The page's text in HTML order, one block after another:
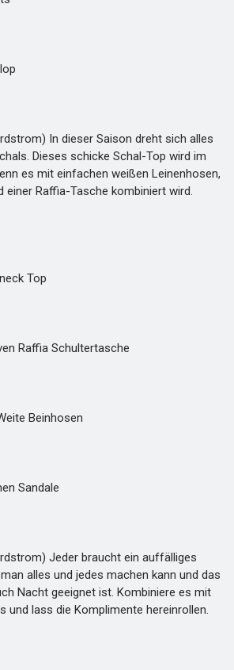
In dieser Saison dreht sich alles
Dieses schicke Schal-Top wird im
es mit einfachen weißen Leinenhosen,
einer Raffia-Tasche kombiniert wird.
Top
Raffia Schultertasche
Beinhosen
Sandale
Jeder braucht ein auffälliges
alles und jedes machen kann und das
Nacht geeignet ist. Kombiniere es mit
und lass die Komplimente hereinrollen.